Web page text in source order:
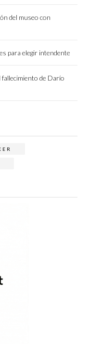
del museo con
para elegir intendente
de Darío